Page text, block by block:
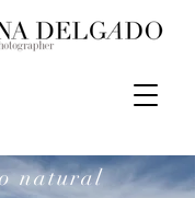
natural